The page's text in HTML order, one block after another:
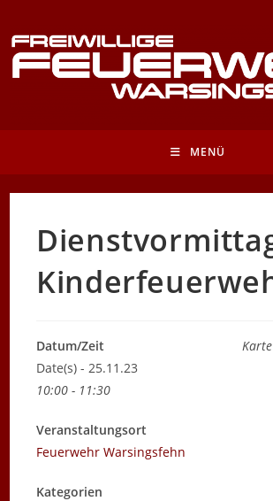
Inhalt
springen
MENÜ
Datum/Zeit
Date(s) - 25.11.23
10:00 - 11:30
Veranstaltungsort
Feuerwehr Warsingsfehn
Kategorien